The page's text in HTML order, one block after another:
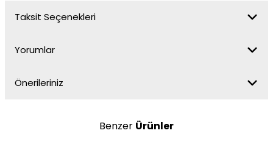
Taksit Seçenekleri
Yorumlar
Önerileriniz
Benzer Ürünler